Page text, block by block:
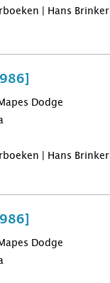
| Hans Brinker
Dodge
| Hans Brinker
Dodge